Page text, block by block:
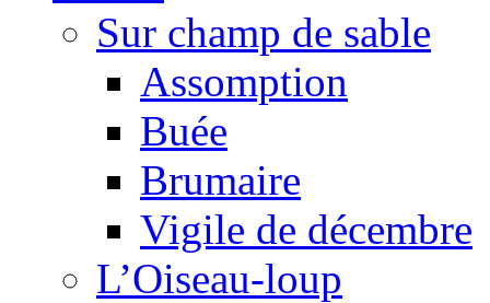
Sur champ de sable
Assomption
Buée
Brumaire
Vigile de décembre
L’Oiseau-loup